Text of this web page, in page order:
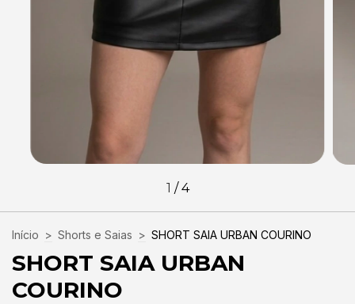
1 /4
Início > Shorts e Saias > SHORT SAIA URBAN COURINO
SHORT SAIA URBAN
COURINO